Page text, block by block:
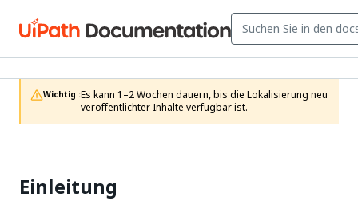
Wichtig :Es kann 1–2 Wochen dauern, bis die Lokalisierung neu
veröffentlichter Inhalte verfügbar ist.
Einleitung